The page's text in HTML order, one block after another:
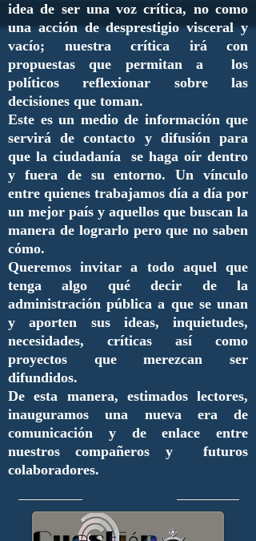
idea de ser una voz crítica, no como
una acción de desprestigio visceral y
vacío; nuestra crítica irá con
propuestas que permitan a los
políticos reflexionar sobre las
decisiones que toman.
Este es un medio de información que
servirá de contacto y difusión para
que la ciudadanía se haga oír dentro
y fuera de su entorno. Un vínculo
entre quienes trabajamos día a día por
un mejor país y aquellos que buscan la
manera de lograrlo pero que no saben
cómo.
Queremos invitar a todo aquel que
tenga algo qué decir de la
administración pública a que se unan
y aporten sus ideas, inquietudes,
necesidades, críticas así como
proyectos que merezcan ser
difundidos.
De esta manera, estimados lectores,
inauguramos una nueva era de
comunicación y de enlace entre
nuestros compañeros y futuros
colaboradores.